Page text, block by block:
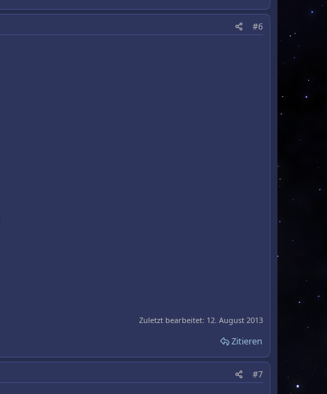
#6
Zuletzt bearbeitet: 12. August 2013
Zitieren
#7